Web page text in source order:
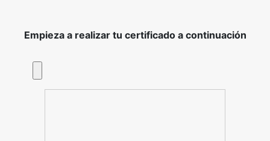
Empieza a realizar tu certificado a continuación